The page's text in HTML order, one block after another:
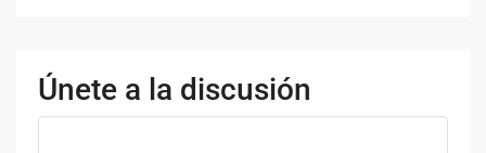
Únete a la discusión